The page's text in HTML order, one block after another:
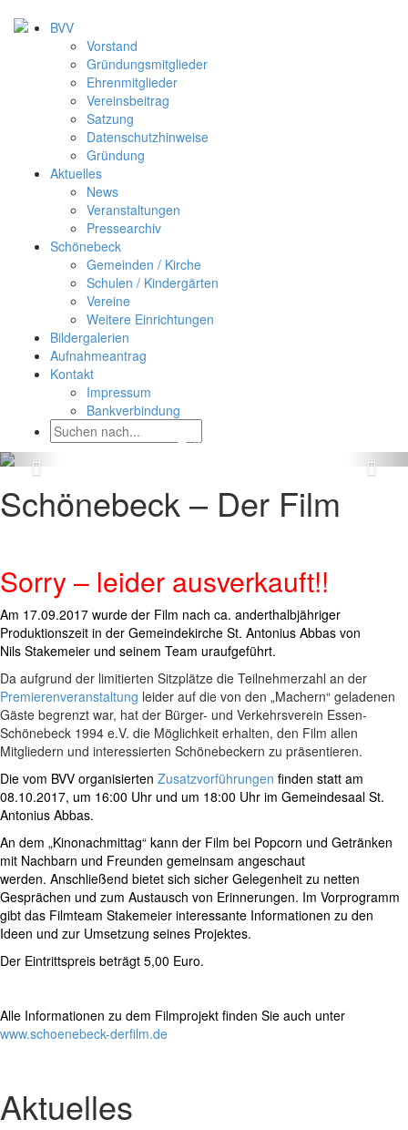
BVV
Vorstand
Gründungsmitglieder
Ehrenmitglieder
Vereinsbeitrag
Satzung
Datenschutzhinweise
Gründung
Aktuelles
News
Veranstaltungen
Pressearchiv
Schönebeck
Gemeinden / Kirche
Schulen / Kindergärten
Vereine
Weitere Einrichtungen
Bildergalerien
Aufnahmeantrag
Kontakt
Impressum
Bankverbindung
Schönebeck – Der Film
Sorry – leider ausverkauft!!
Am 17.09.2017 wurde der Film nach ca. anderthalbjähriger
Produktionszeit in der Gemeindekirche St. Antonius Abbas von
Nils Stakemeier und seinem Team uraufgeführt.
Da aufgrund der limitierten Sitzplätze die Teilnehmerzahl an der
Premierenveranstaltung leider auf die von den „Machern“ geladenen
Gäste begrenzt war, hat der Bürger- und Verkehrsverein Essen-
Schönebeck 1994 e.V. die Möglichkeit erhalten, den Film allen
Mitgliedern und interessierten Schönebeckern zu präsentieren.
Die vom BVV organisierten Zusatzvorführungen finden statt am
08.10.2017, um 16:00 Uhr und um 18:00 Uhr im Gemeindesaal St.
Antonius Abbas.
An dem „Kinonachmittag“ kann der Film bei Popcorn und Getränken
mit Nachbarn und Freunden gemeinsam angeschaut
werden. Anschließend bietet sich sicher Gelegenheit zu netten
Gesprächen und zum Austausch von Erinnerungen. Im Vorprogramm
gibt das Filmteam Stakemeier interessante Informationen zu den
Ideen und zur Umsetzung seines Projektes.
Der Eintrittspreis beträgt 5,00 Euro.
Alle Informationen zu dem Filmprojekt finden Sie auch unter
www.schoenebeck-derfilm.de
Aktuelles